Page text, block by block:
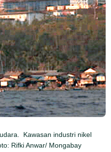
Kawasan industri nikel
Rifki Anwar/ Mongabay